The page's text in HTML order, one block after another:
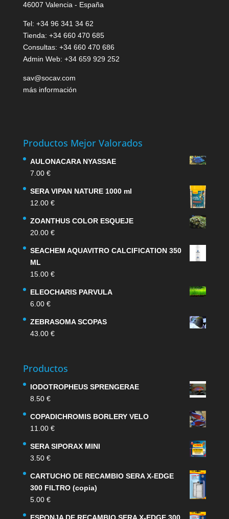
46007 Valencia - España
Tel: +34 96 341 34 62
Tienda: +34 660 470 685
Consultas: +34 660 470 686
Admin Web: +34 659 929 252
sav@socav.com
más información
Productos Mejor Valorados
AULONACARA NYASSAE
7.00 €
SERA VIPAN NATURE 1000 ml
12.00 €
ZOANTHUS COLOR ESQUEJE
20.00 €
SEACHEM AQUAVITRO CALCIFICATION 350
ML
15.00 €
ELEOCHARIS PARVULA
6.00 €
ZEBRASOMA SCOPAS
43.00 €
Productos
IODOTROPHEUS SPRENGERAE
8.50 €
COPADICHROMIS BORLERY VELO
11.00 €
SERA SIPORAX MINI
3.50 €
CARTUCHO DE RECAMBIO SERA X-EDGE
300 FILTRO (copia)
5.00 €
ESPONJA DE RECAMBIO SERA X-EDGE 300